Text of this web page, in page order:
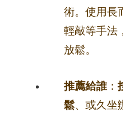
術。使用長
輕敲等手法
放鬆。
推薦給誰：
鬆、或久坐